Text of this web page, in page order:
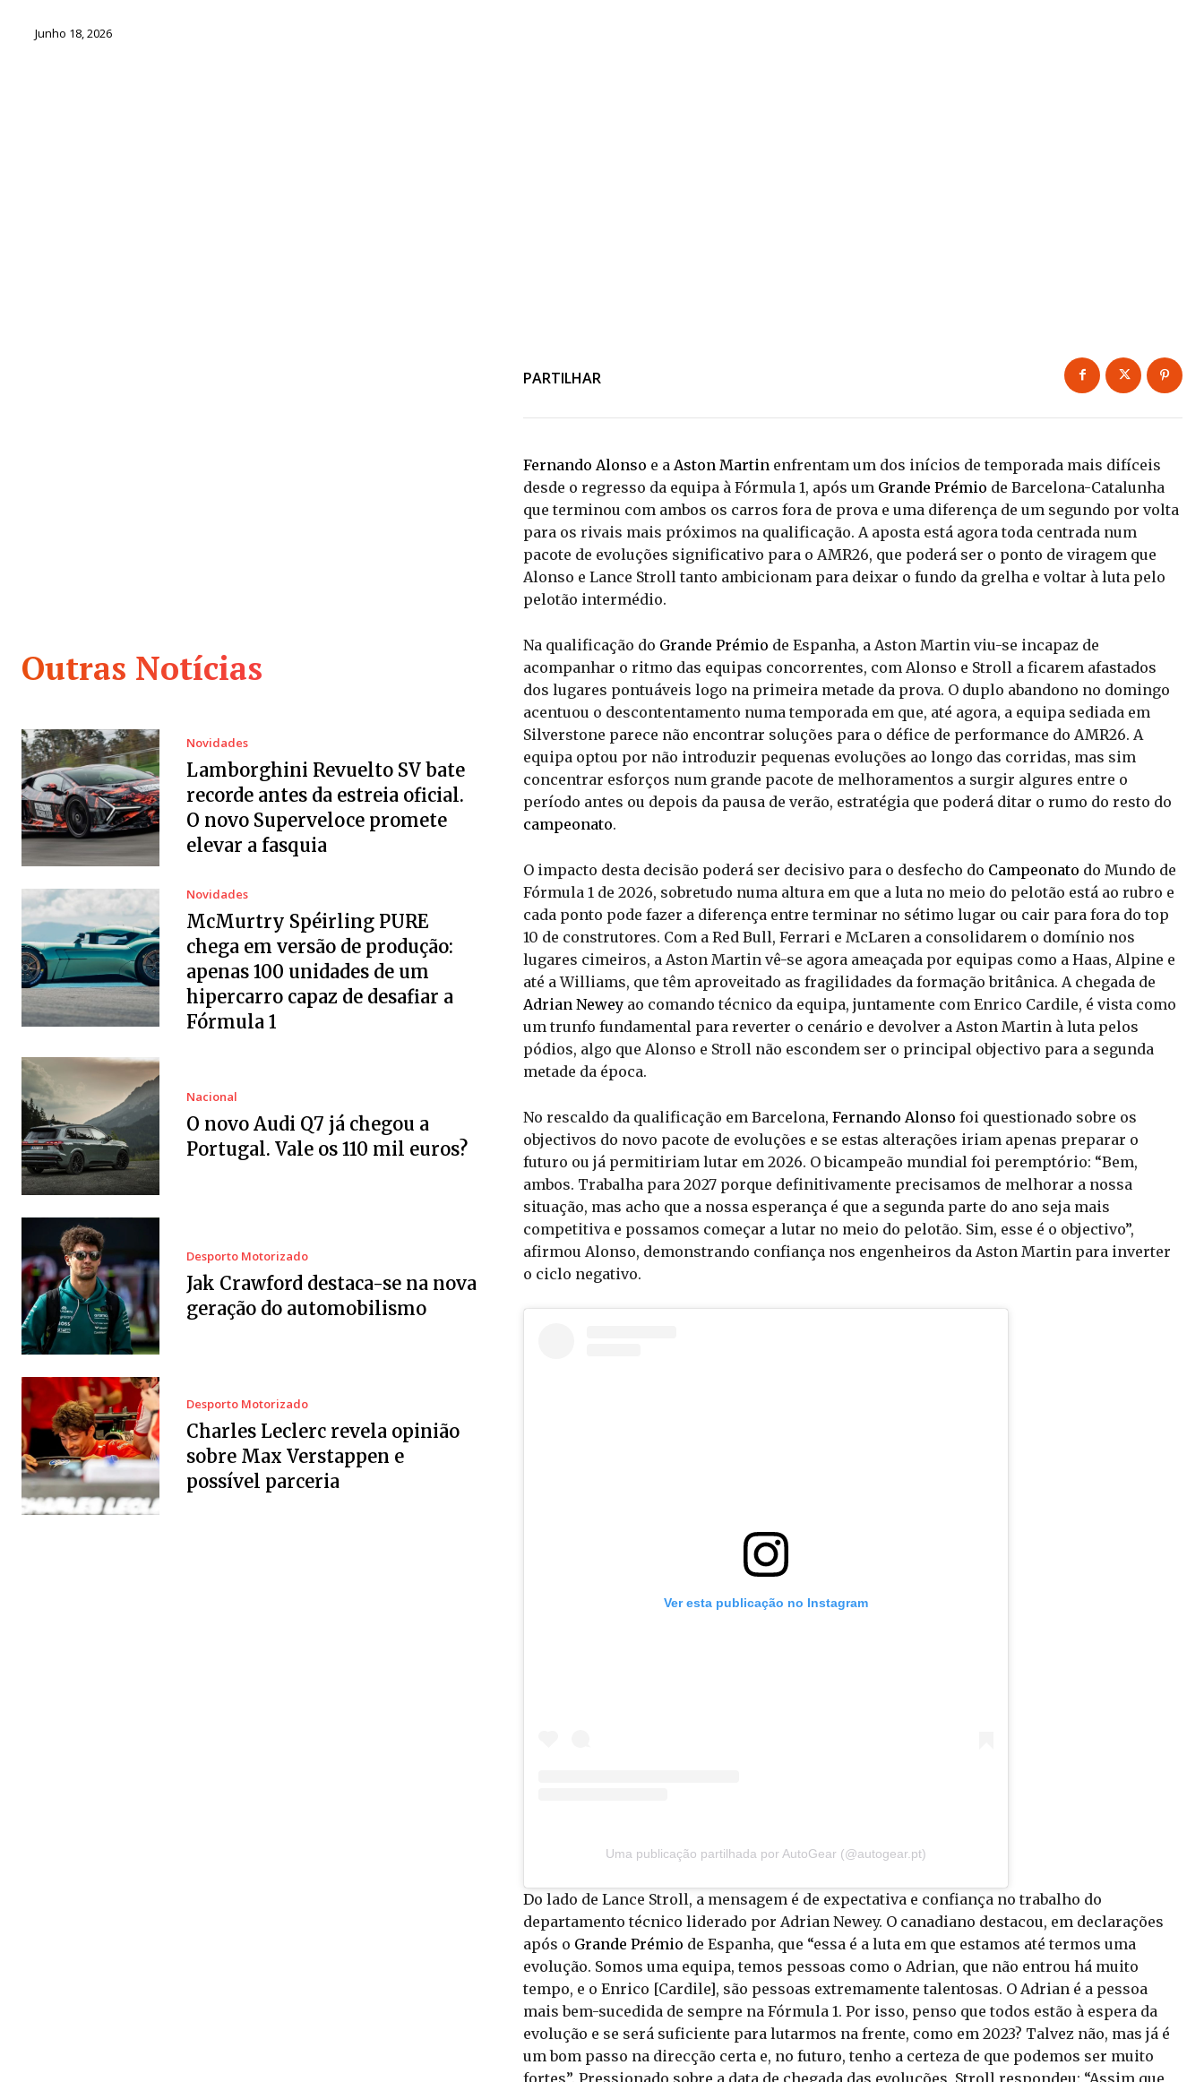
Junho 18, 2026
Outras Notícias
Novidades
Lamborghini Revuelto SV bate
recorde antes da estreia oficial.
O novo Superveloce promete
elevar a fasquia
Novidades
McMurtry Spéirling PURE
chega em versão de produção:
apenas 100 unidades de um
hipercarro capaz de desafiar a
Fórmula 1
Nacional
O novo Audi Q7 já chegou a
Portugal. Vale os 110 mil euros?
Desporto Motorizado
Jak Crawford destaca-se na nova
geração do automobilismo
Desporto Motorizado
Charles Leclerc revela opinião
sobre Max Verstappen e
possível parceria
PARTILHAR
Fernando Alonso e a Aston Martin enfrentam um dos inícios de temporada mais difíceis
desde o regresso da equipa à Fórmula 1, após um Grande Prémio de Barcelona-Catalunha
que terminou com ambos os carros fora de prova e uma diferença de um segundo por volta
para os rivais mais próximos na qualificação. A aposta está agora toda centrada num
pacote de evoluções significativo para o AMR26, que poderá ser o ponto de viragem que
Alonso e Lance Stroll tanto ambicionam para deixar o fundo da grelha e voltar à luta pelo
pelotão intermédio.
Na qualificação do Grande Prémio de Espanha, a Aston Martin viu-se incapaz de
acompanhar o ritmo das equipas concorrentes, com Alonso e Stroll a ficarem afastados
dos lugares pontuáveis logo na primeira metade da prova. O duplo abandono no domingo
acentuou o descontentamento numa temporada em que, até agora, a equipa sediada em
Silverstone parece não encontrar soluções para o défice de performance do AMR26. A
equipa optou por não introduzir pequenas evoluções ao longo das corridas, mas sim
concentrar esforços num grande pacote de melhoramentos a surgir algures entre o
período antes ou depois da pausa de verão, estratégia que poderá ditar o rumo do resto do
campeonato.
O impacto desta decisão poderá ser decisivo para o desfecho do Campeonato do Mundo de
Fórmula 1 de 2026, sobretudo numa altura em que a luta no meio do pelotão está ao rubro e
cada ponto pode fazer a diferença entre terminar no sétimo lugar ou cair para fora do top
10 de construtores. Com a Red Bull, Ferrari e McLaren a consolidarem o domínio nos
lugares cimeiros, a Aston Martin vê-se agora ameaçada por equipas como a Haas, Alpine e
até a Williams, que têm aproveitado as fragilidades da formação britânica. A chegada de
Adrian Newey ao comando técnico da equipa, juntamente com Enrico Cardile, é vista como
um trunfo fundamental para reverter o cenário e devolver a Aston Martin à luta pelos
pódios, algo que Alonso e Stroll não escondem ser o principal objectivo para a segunda
metade da época.
No rescaldo da qualificação em Barcelona, Fernando Alonso foi questionado sobre os
objectivos do novo pacote de evoluções e se estas alterações iriam apenas preparar o
futuro ou já permitiriam lutar em 2026. O bicampeão mundial foi peremptório: “Bem,
ambos. Trabalha para 2027 porque definitivamente precisamos de melhorar a nossa
situação, mas acho que a nossa esperança é que a segunda parte do ano seja mais
competitiva e possamos começar a lutar no meio do pelotão. Sim, esse é o objectivo”,
afirmou Alonso, demonstrando confiança nos engenheiros da Aston Martin para inverter
o ciclo negativo.
Ver esta publicação no Instagram
Uma publicação partilhada por AutoGear (@autogear.pt)
Do lado de Lance Stroll, a mensagem é de expectativa e confiança no trabalho do
departamento técnico liderado por Adrian Newey. O canadiano destacou, em declarações
após o Grande Prémio de Espanha, que “essa é a luta em que estamos até termos uma
evolução. Somos uma equipa, temos pessoas como o Adrian, que não entrou há muito
tempo, e o Enrico [Cardile], são pessoas extremamente talentosas. O Adrian é a pessoa
mais bem-sucedida de sempre na Fórmula 1. Por isso, penso que todos estão à espera da
evolução e se será suficiente para lutarmos na frente, como em 2023? Talvez não, mas já é
um bom passo na direcção certa e, no futuro, tenho a certeza de que podemos ser muito